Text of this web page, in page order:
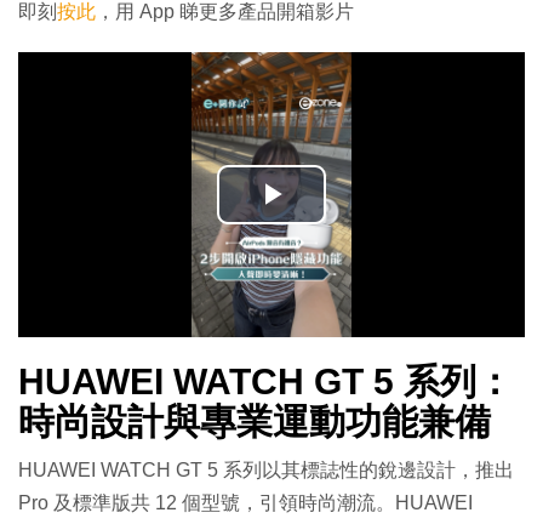
即刻 按此 ，用 App 睇更多產品開箱影片
播
放
影
片
HUAWEI WATCH GT 5 系列：
時尚設計與專業運動功能兼備
HUAWEI WATCH GT 5 系列以其標誌性的銳邊設計，推出
Pro 及標準版共 12 個型號，引領時尚潮流。HUAWEI